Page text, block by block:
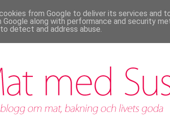
from Google to deliver its services and
Google along with performance and security
detect and address abuse.